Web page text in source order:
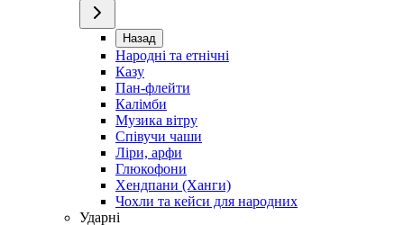
Назад
Народні та етнічні
Казу
Пан-флейти
Калімби
Музика вітру
Співучи чаши
Ліри, арфи
Глюкофони
Хендпани (Ханги)
Чохли та кейси для народних
Ударні